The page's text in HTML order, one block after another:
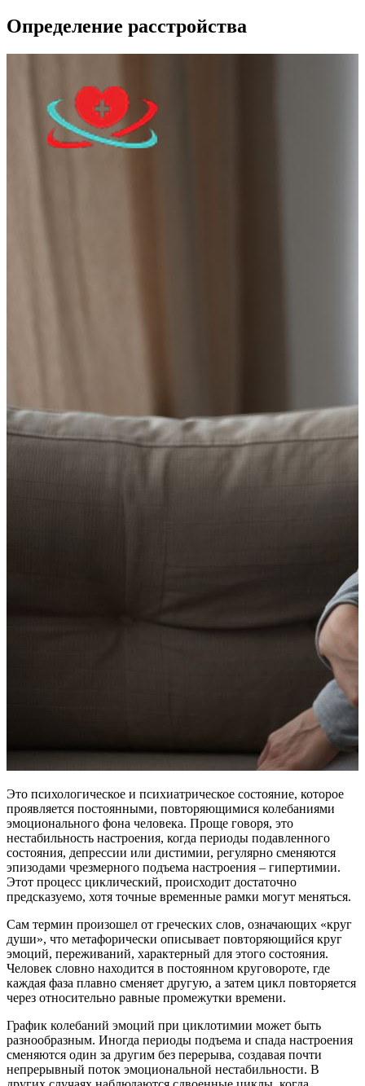
Определение расстройства
Это психологическое и психиатрическое состояние, которое
проявляется постоянными, повторяющимися колебаниями
эмоционального фона человека. Проще говоря, это
нестабильность настроения, когда периоды подавленного
состояния, депрессии или дистимии, регулярно сменяются
эпизодами чрезмерного подъема настроения – гипертимии.
Этот процесс циклический, происходит достаточно
предсказуемо, хотя точные временные рамки могут меняться.
Сам термин произошел от греческих слов, означающих «круг
души», что метафорически описывает повторяющийся круг
эмоций, переживаний, характерный для этого состояния.
Человек словно находится в постоянном круговороте, где
каждая фаза плавно сменяет другую, а затем цикл повторяется
через относительно равные промежутки времени.
График колебаний эмоций при циклотимии может быть
разнообразным. Иногда периоды подъема и спада настроения
сменяются один за другим без перерыва, создавая почти
непрерывный поток эмоциональной нестабильности. В